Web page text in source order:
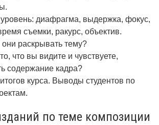
диафрагма, выдержка, фокус,
съемки, ракурс, объектив.
раскрывать тему?
что вы видите и чувствуете,
содержание кадра?
курса. Выводы студентов по
по теме композиции